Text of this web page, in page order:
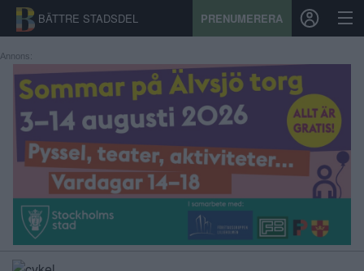
BÄTTRE STADSDEL PRENUMERERA
START
STADSDEL
PRENUMERATION
SPORT
ÅSIKTER
Annons: